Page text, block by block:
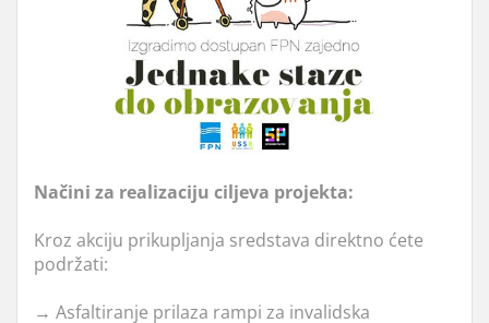
Načini za realizaciju ciljeva projekta:
Kroz akciju prikupljanja sredstava direktno ćete
podržati:
→ Asfaltiranje prilaza rampi za invalidska